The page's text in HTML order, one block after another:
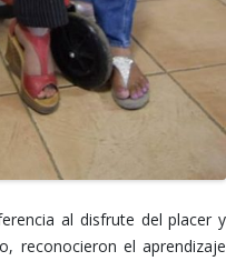
al disfrute del placer y
reconocieron el aprendizaje